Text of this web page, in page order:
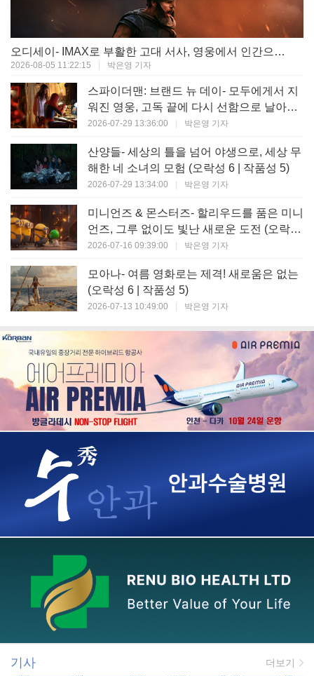
오디세이- IMAX로 부활한 고대 서사, 영웅에서 인간으로의 귀환 (오락성 9 | 작품성 9)
2026-08-05 11:22:15 박은영 기자
스파이더맨: 브랜드 뉴 데이- 모두에게서 지
워진 영웅, 고독 끝에 다시 선함으로 날아오
르다 (오락성 8 | 작품성 8)
2026-07-29 13:36:00 박은영 기자
산양들- 세상의 틀을 넘어 야생으로, 세상 무
해한 네 소녀의 모험 (오락성 6 | 작품성 5)
2026-07-29 13:34:00 박은영 기자
미니언즈 & 몬스터즈- 할리우드를 품은 미니
언즈, 그루 없이도 빛난 새로운 도전 (오락성
7 | 작품성 6)
2026-07-16 09:39:00 박은영 기자
모아나- 여름 영화로는 제격! 새로움은 없는
(오락성 6 | 작품성 5)
2026-07-13 10:49:00 박은영 기자
기사 더보기